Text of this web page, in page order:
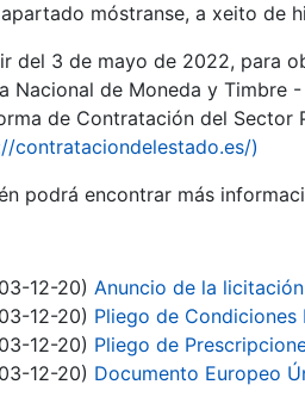
Ocultar
Ocultar
Ocultar
móstranse, a xeito de
del 3 de mayo de 2022, para
Nacional de Moneda y Timbre
de Contratación del Sector
contrataciondelestado.es/)
podrá encontrar más
12-20) Anuncio de la licitación
12-20) Pliego de Condiciones
12-20) Pliego de
12-20) Documento Europeo